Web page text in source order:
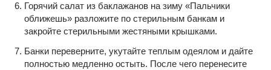
Горячий салат из баклажанов на зиму «Пальчики
оближешь» разложите по стерильным банкам и
закройте стерильными жестяными крышками.
Банки переверните, укутайте теплым одеялом и дайте
полностью медленно остыть. После чего перенесите